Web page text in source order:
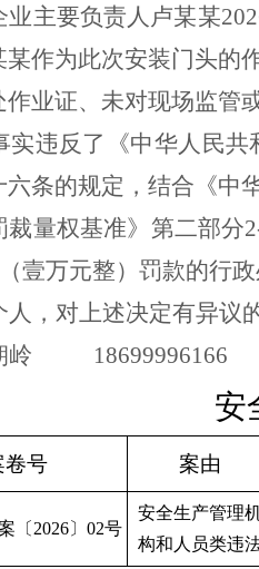
业主要负责人卢某某
某作为此次安装门头的
业证、未对现场监管
实违反了《中华人民
条的规定，结合《中
裁量权基准》第二部分
壹万元整）罚款的行
人，对上述决定有异议
岭 18699996166
安
卷号 案由
〔 2026〕 02号
安全生产管理
构和人员类违